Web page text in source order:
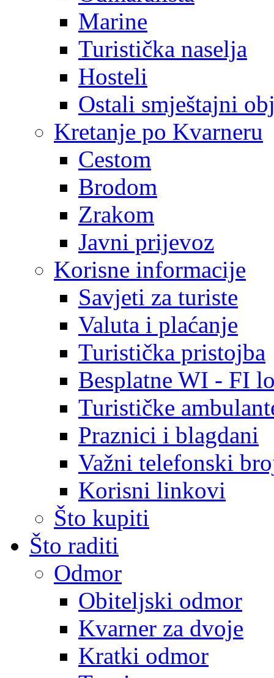
Marine
Turistička naselja
Hosteli
Ostali smještajni
Kretanje po Kvarneru
Cestom
Brodom
Zrakom
Javni prijevoz
Korisne informacije
Savjeti za turiste
Valuta i plaćanje
Turistička pristojba
Besplatne WI - FI
Turističke
Praznici i blagdani
Važni telefonski
Korisni linkovi
Što kupiti
Što raditi
Odmor
Obiteljski odmor
Kvarner za dvoje
Kratki odmor